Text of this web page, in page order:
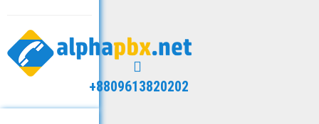
+8809613820202